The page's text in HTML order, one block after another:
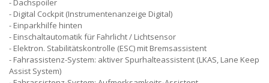
Dachspoiler
Digital Cockpit (Instrumentenanzeige Digital)
Einparkhilfe hinten
Einschaltautomatik für Fahrlicht / Lichtsensor
Elektron. Stabilitätskontrolle (ESC) mit Bremsassistent
Fahrassistenz-System: aktiver Spurhalteassistent (LKAS, Lane Keep
Assist System)